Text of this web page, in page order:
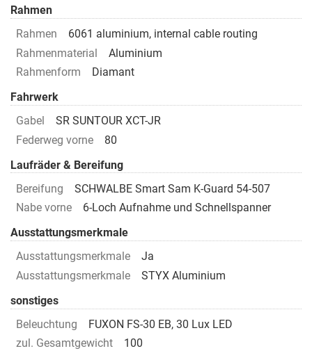
Rahmen
Rahmen
6061 aluminium, internal cable routing
Rahmenmaterial
Aluminium
Rahmenform
Diamant
Fahrwerk
Gabel
SR SUNTOUR XCT-JR
Federweg vorne
80
Laufräder & Bereifung
Bereifung
SCHWALBE Smart Sam K-Guard 54-507
Nabe vorne
6-Loch Aufnahme und Schnellspanner
Ausstattungsmerkmale
Ausstattungsmerkmale
Ja
Ausstattungsmerkmale
STYX Aluminium
sonstiges
Beleuchtung
FUXON FS-30 EB, 30 Lux LED
zul. Gesamtgewicht
100